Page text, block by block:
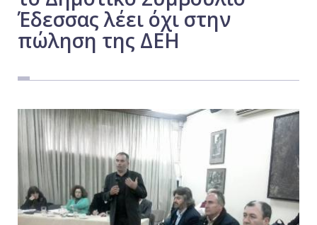
Έδεσσας λέει όχι στην
πώληση της ΔΕΗ
Εργασία
Ελλάδα
Αγροτικά
Πολιτική
Αθλητικά
Αστυνομικό Δελτίο